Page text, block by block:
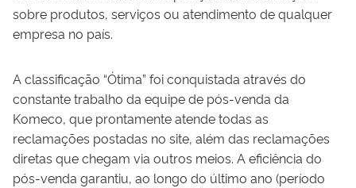
sobre produtos, serviços ou atendimento de qualquer
empresa no país.
A classificação “Ótima” foi conquistada através do
constante trabalho da equipe de pós-venda da
Komeco, que prontamente atende todas as
reclamações postadas no site, além das reclamações
diretas que chegam via outros meios. A eficiência do
pós-venda garantiu, ao longo do último ano (período